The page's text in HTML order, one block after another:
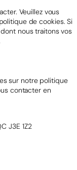
Veuillez vous
de cookies. Si
nous traitons vos
sur notre politique
contacter en
J3E 1Z2